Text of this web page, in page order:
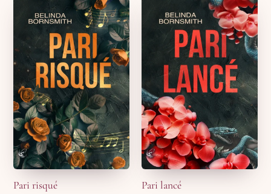
Pari risqué Pari lancé